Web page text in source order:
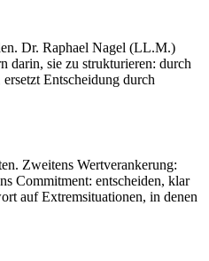
Dr. Raphael Nagel (LL.M.)
darin, sie zu strukturieren: durch
Entscheidung durch
Zweitens Wertverankerung:
Commitment: entscheiden, klar
auf Extremsituationen, in denen